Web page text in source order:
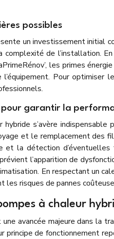
possibles
un investissement
de l’installation.
les primes
Pour
garantir la
s’avère
et le remplacement des
et la détection
l’apparition de
En respectant un
risques de pannes
à chaleur
avancée majeure dans la
principe de fonctionnement